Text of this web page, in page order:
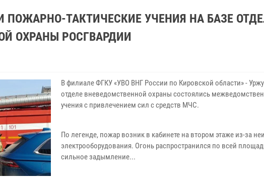
ТАКТИЧЕСКИЕ УЧЕНИЯ НА БАЗЕ
ОХРАНЫ РОСГВАРДИИ
В филиале ФГКУ «УВО ВНГ России по Кировской области» -
отделе вневедомственной охраны состоялись
учения с привлечением сил с средств МЧС.
По легенде, пожар возник в кабинете на втором этаже из-за
электрооборудования. Огонь распространился по всей
сильное задымление...